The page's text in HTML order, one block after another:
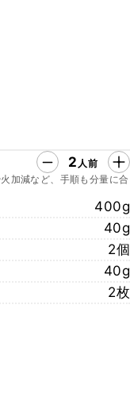
2 人前
加減など、手順も分量に合
400g
40g
2個
40g
2枚